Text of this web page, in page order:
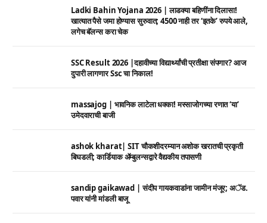
Ladki Bahin Yojana 2026 | लाडक्या बहिणींना दिलासा!
खात्यात पैसे जमा होण्यास सुरुवात; 4500 नाही तर ‘इतके’ रुपये आले,
लगेच बॅलन्स करा चेक
SSC Result 2026 |दहावीच्या विद्यार्थ्यांची प्रतीक्षा संपणार? आज
दुपारी लागणार Ssc चा निकाल!
massajog | भावनिक लाटेला धक्का! मस्साजोगच्या रणात ‘या’
उमेदवाराची बाजी
ashok kharat| SIT चौकशीदरम्यान अशोक खरातची प्रकृती
बिघडली; कार्डियाक ॲम्बुलन्सद्वारे वैद्यकीय तपासणी
sandip gaikawad | संदीप गायकवाडांना जामीन मंजूर; अॅड.
पवार यांनी मांडली बाजू